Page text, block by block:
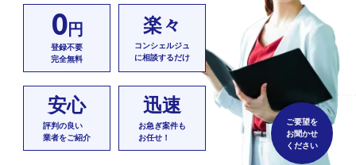
0円
登録不要
完全無料
楽々
コンシェルジュ
に相談するだけ
安心
評判の良い
業者をご紹介
迅速
お急ぎ案件も
お任せ！
ご要望を
お聞かせ
ください